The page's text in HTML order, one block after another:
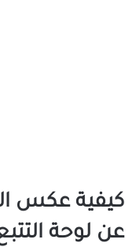
كيفية عكس
عن لوحة